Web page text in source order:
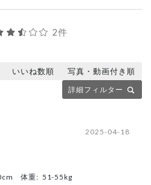
2件
詳細フィルター
いいね数順 写真・動画付き順
2025-04-18
体重: 51-55kg